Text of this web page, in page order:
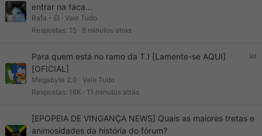
entrar na faca...
Rafa - Él
Vale Tudo
Respostas 15 8 minutos atrás
Para quem está no ramo da T.I [Lamente-se AQUI]
[OFICIAL]
Megabyte 2.0
Vale Tudo
Respostas 16K 11 minutos atrás
[EPOPEIA DE VINGANÇA NEWS] Quais as maiores tretas e
animosidades da história do fórum?